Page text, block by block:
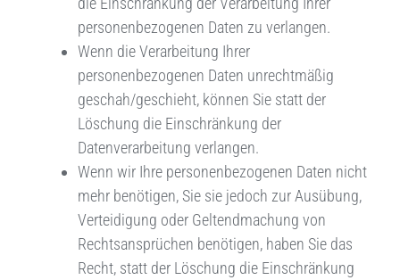
personenbezogenen Daten zu verlangen.
Wenn die Verarbeitung Ihrer
personenbezogenen Daten unrechtmäßig
geschah/geschieht, können Sie statt der
Löschung die Einschränkung der
Datenverarbeitung verlangen.
Wenn wir Ihre personenbezogenen Daten nicht
mehr benötigen, Sie sie jedoch zur Ausübung,
Verteidigung oder Geltendmachung von
Rechtsansprüchen benötigen, haben Sie das
Recht, statt der Löschung die Einschränkung